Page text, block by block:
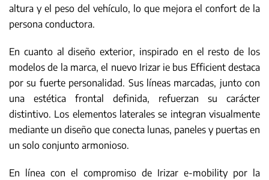
altura y el peso del vehículo, lo que mejora el confort de la
persona conductora.
En cuanto al diseño exterior, inspirado en el resto de los
modelos de la marca, el nuevo Irizar ie bus Efficient destaca
por su fuerte personalidad. Sus líneas marcadas, junto con
una estética frontal definida, refuerzan su carácter
distintivo. Los elementos laterales se integran visualmente
mediante un diseño que conecta lunas, paneles y puertas en
un solo conjunto armonioso.
En línea con el compromiso de Irizar e-mobility por la